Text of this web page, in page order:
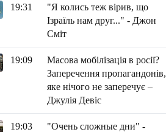
19:31
"Я колись теж вірив, що
Ізраїль нам друг..." - Джон
Сміт
19:09
Масова мобілізація в росії?
Заперечення пропагандонів,
яке нічого не заперечує –
Джулія Девіс
19:03
"Очень сложные дни" -